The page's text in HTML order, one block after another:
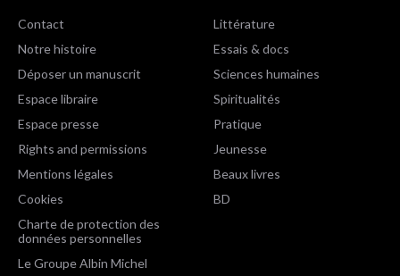
Contact
Notre histoire
Déposer un manuscrit
Espace libraire
Espace presse
Rights and permissions
Mentions légales
Cookies
Charte de protection des
données personnelles
Le Groupe Albin Michel
Littérature
Essais & docs
Sciences humaines
Spiritualités
Pratique
Jeunesse
Beaux livres
BD